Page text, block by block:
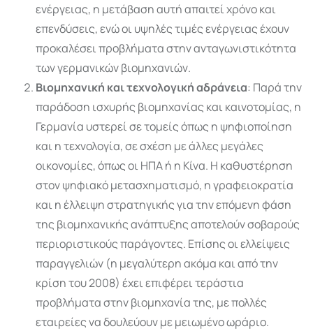
ενέργειας, η μετάβαση αυτή απαιτεί χρόνο και
επενδύσεις, ενώ οι υψηλές τιμές ενέργειας έχουν
προκαλέσει προβλήματα στην ανταγωνιστικότητα
των γερμανικών βιομηχανιών.
Βιομηχανική και τεχνολογική αδράνεια: Παρά την
παράδοση ισχυρής βιομηχανίας και καινοτομίας, η
Γερμανία υστερεί σε τομείς όπως η ψηφιοποίηση
και η τεχνολογία, σε σχέση με άλλες μεγάλες
οικονομίες, όπως οι ΗΠΑ ή η Κίνα. Η καθυστέρηση
στον ψηφιακό μετασχηματισμό, η γραφειοκρατία
και η έλλειψη στρατηγικής για την επόμενη φάση
της βιομηχανικής ανάπτυξης αποτελούν σοβαρούς
περιοριστικούς παράγοντες. Επίσης οι ελλείψεις
παραγγελιών (η μεγαλύτερη ακόμα και από την
κρίση του 2008) έχει επιφέρει τεράστια
προβλήματα στην βιομηχανία της, με πολλές
εταιρείες να δουλεύουν με μειωμένο ωράριο.